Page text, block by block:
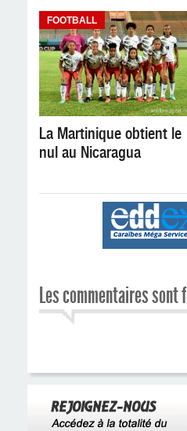
FOOTBALL
La Martinique obtient le
nul au Nicaragua
Les commentaires